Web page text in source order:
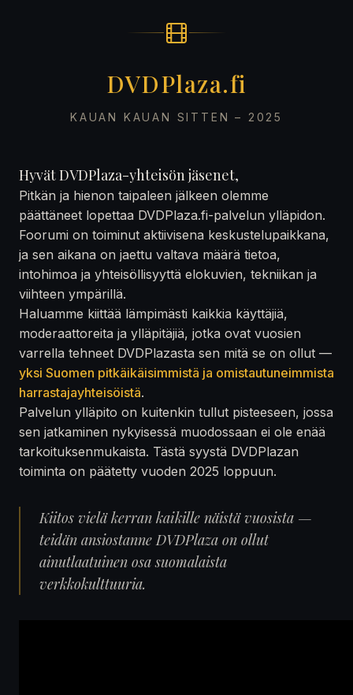
DVDPlaza.fi
KAUAN KAUAN SITTEN – 2025
Hyvät DVDPlaza-yhteisön jäsenet,
Pitkän ja hienon taipaleen jälkeen olemme
päättäneet lopettaa DVDPlaza.fi-palvelun ylläpidon.
Foorumi on toiminut aktiivisena keskustelupaikkana,
ja sen aikana on jaettu valtava määrä tietoa,
intohimoa ja yhteisöllisyyttä elokuvien, tekniikan ja
viihteen ympärillä.
Haluamme kiittää lämpimästi kaikkia käyttäjiä,
moderaattoreita ja ylläpitäjiä, jotka ovat vuosien
varrella tehneet DVDPlazasta sen mitä se on ollut —
yksi Suomen pitkäikäisimmistä ja omistautuneimmista
harrastajayhteisöistä.
Palvelun ylläpito on kuitenkin tullut pisteeseen, jossa
sen jatkaminen nykyisessä muodossaan ei ole enää
tarkoituksenmukaista. Tästä syystä DVDPlazan
toiminta on päätetty vuoden 2025 loppuun.
Kiitos vielä kerran kaikille näistä vuosista —
teidän ansiostanne DVDPlaza on ollut
ainutlaatuinen osa suomalaista
verkkokulttuuria.